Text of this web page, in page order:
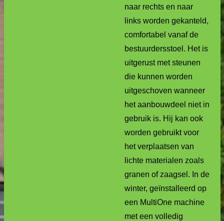
naar rechts en naar
links worden gekanteld,
comfortabel vanaf de
bestuurdersstoel. Het is
uitgerust met steunen
die kunnen worden
uitgeschoven wanneer
het aanbouwdeel niet in
gebruik is. Hij kan ook
worden gebruikt voor
het verplaatsen van
lichte materialen zoals
granen of zaagsel. In de
winter, geïnstalleerd op
een MultiOne machine
met een volledig